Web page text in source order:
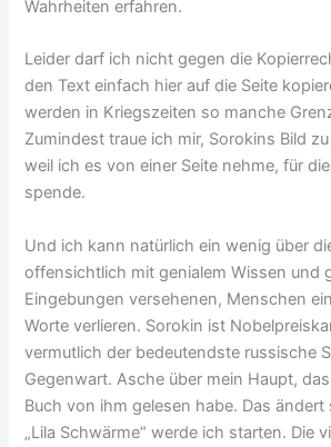
Wahrheiten erfahren.
Leider darf ich nicht gegen die
den Text einfach hier auf die Seite
werden in Kriegszeiten so manche
Zumindest traue ich mir, Sorokins Bild
weil ich es von einer Seite nehme, für
spende.
Und ich kann natürlich ein wenig über
offensichtlich mit genialem Wissen und
Eingebungen versehenen, Menschen
Worte verlieren. Sorokin ist
vermutlich der bedeutendste russische
Gegenwart. Asche über mein Haupt,
Buch von ihm gelesen habe. Das
„Lila Schwärme“ werde ich starten. Die